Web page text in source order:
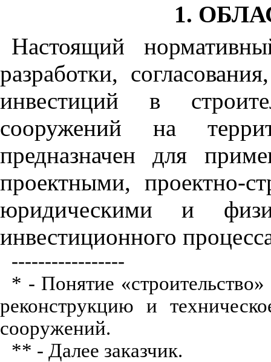
1.
Настоящий
разработки,
инвестиций в
сооружений на
предназначен для
проектными, проектно-
юридическими и
инвестиционного
-----------------
* - Понятие
реконструкцию и
сооружений.
** - Далее заказчик.